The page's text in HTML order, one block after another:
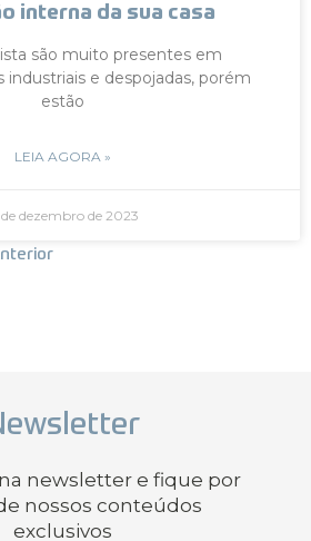
interna da sua casa
são muito presentes em
industriais e despojadas, porém
estão
LEIA AGORA »
de dezembro de 2023
newsletter e fique por
nossos conteúdos
exclusivos